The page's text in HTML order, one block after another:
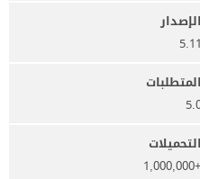
الإصدار
5.11
المتطلبات
التحميلات
+1,000,000